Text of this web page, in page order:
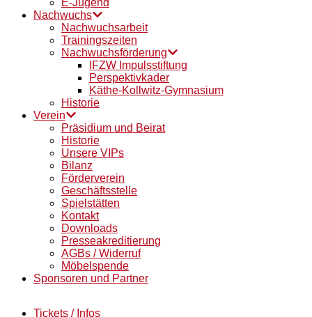
E-Jugend
Nachwuchs
Nachwuchsarbeit
Trainingszeiten
Nachwuchsförderung
IFZW Impulsstiftung
Perspektivkader
Käthe-Kollwitz-Gymnasium
Historie
Verein
Präsidium und Beirat
Historie
Unsere VIPs
Bilanz
Förderverein
Geschäftsstelle
Spielstätten
Kontakt
Downloads
Presseakreditierung
AGBs / Widerruf
Möbelspende
Sponsoren und Partner
Tickets / Infos